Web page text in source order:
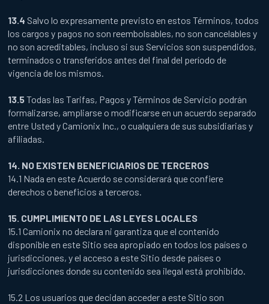
13.4 Salvo lo expresamente previsto en estos Términos, todos
los cargos y pagos no son reembolsables, no son cancelables y
no son acreditables, incluso si sus Servicios son suspendidos,
terminados o transferidos antes del final del período de
vigencia de los mismos.
13.5Todas las Tarifas, Pagos y Términos de Servicio podrán
formalizarse, ampliarse o modificarse en un acuerdo separado
entre Usted y Camionix Inc., o cualquiera de sus subsidiarias y
afiliadas.
14. NO EXISTEN BENEFICIARIOS DE TERCEROS
14.1 Nada en este Acuerdo se considerará que confiere
derechos o beneficios a terceros.
15. CUMPLIMIENTO DE LAS LEYES LOCALES
15.1 Camionix no declara ni garantiza que el contenido
disponible en este Sitio sea apropiado en todos los países o
jurisdicciones, y el acceso a este Sitio desde países o
jurisdicciones donde su contenido sea ilegal está prohibido.
15.2 Los usuarios que decidan acceder a este Sitio son